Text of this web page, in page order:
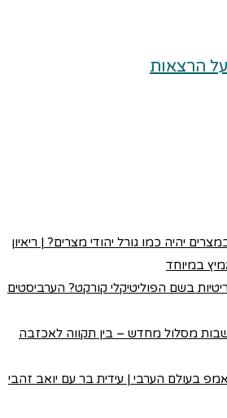
הרצאות
יהיה כמו גורל יהודי מצרים? | ריאיון
במיוחד
בשם הפוליטיקלי קורקט? הערביסטים
מסלול מחדש – בין תקווה לאכזבה
בעולם הערבי | עידית בר עם יואב זהבי